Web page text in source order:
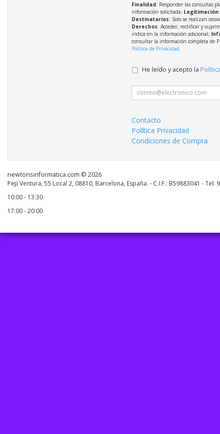
Finalidad: Responder las consultas
información solicitada; Legitimación
Destinatarios: Solo se realizan
Derechos: Acceder, rectificar y
indica en la información adicional;
consultar la información completa de
Política de Privacidad.
He leído y acepto la
Contacto
Política Privacidad
Condiciones de Compra
newtonsinformatica.com © 2026
Pep Ventura, 55 Local 2, 08810, Barcelona, España. - C.I.F.: B59883041 - Tel:
10:00 - 13:30
17:00 - 20:00